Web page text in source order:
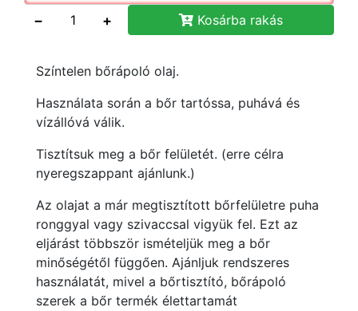
− + Kosárba rakás
Színtelen bőrápoló olaj.
Használata során a bőr tartóssa, puhává és
vízállóvá válik.
Tisztítsuk meg a bőr felületét. (erre célra
nyeregszappant ajánlunk.)
Az olajat a már megtisztított bőrfelületre puha
ronggyal vagy szivaccsal vigyük fel. Ezt az
eljárást többször ismételjük meg a bőr
minőségétől függően. Ajánljuk rendszeres
használatát, mivel a bőrtisztító, bőrápoló
szerek a bőr termék élettartamát